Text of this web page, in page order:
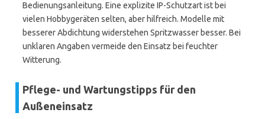
Bedienungsanleitung. Eine explizite IP-Schutzart ist bei
vielen Hobbygeräten selten, aber hilfreich. Modelle mit
besserer Abdichtung widerstehen Spritzwasser besser. Bei
unklaren Angaben vermeide den Einsatz bei feuchter
Witterung.
Pflege- und Wartungstipps für den
Außeneinsatz